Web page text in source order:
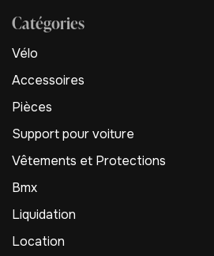
Catégories
Vélo
Accessoires
Pièces
Support pour voiture
Vêtements et Protections
Bmx
Liquidation
Location